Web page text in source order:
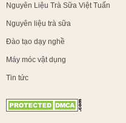
Nguyên Liệu Trà Sữa Việt Tuấn
Nguyên liệu trà sữa
Đào tạo dạy nghề
Máy móc vật dụng
Tin tức